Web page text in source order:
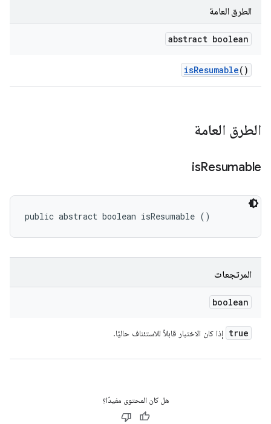
الطرق العامة
abstract boolean
isResumable()
الطرق العامة
isResumable
public abstract boolean isResumable ()
المرتجعات
boolean
true إذا كان الاختبار قابلاً للاستئناف حاليًا.
هل كان المحتوى مفيدًا؟